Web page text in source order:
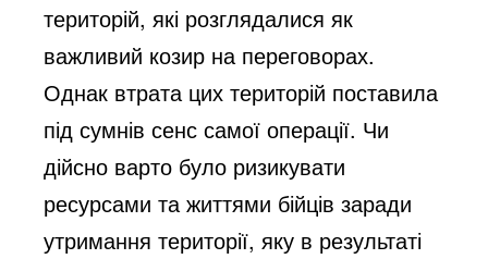
територій, які розглядалися як
важливий козир на переговорах.
Однак втрата цих територій поставила
під сумнів сенс самої операції. Чи
дійсно варто було ризикувати
ресурсами та життями бійців заради
утримання території, яку в результаті